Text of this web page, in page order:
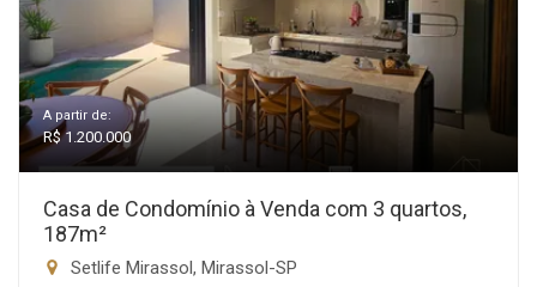
A partir de:
R$ 1.200.000
Casa de Condomínio à Venda com 3 quartos,
187m²
Setlife Mirassol, Mirassol-SP